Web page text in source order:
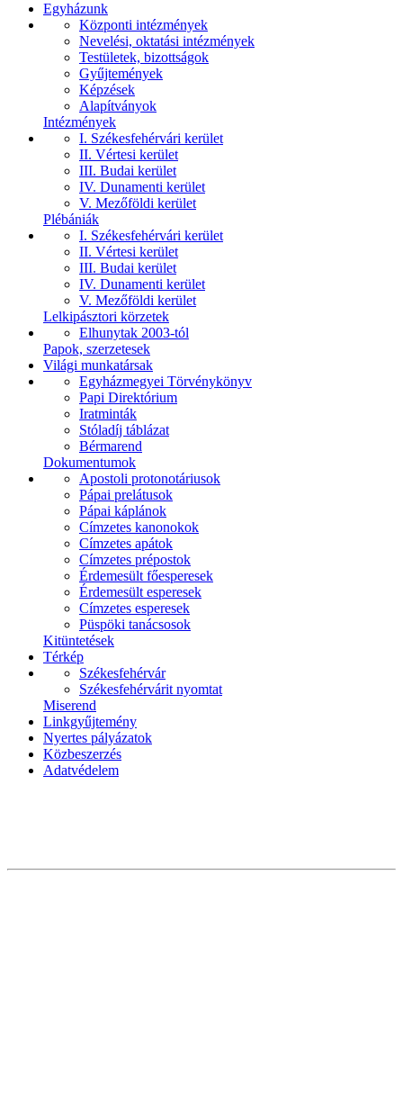
Egyházunk
Központi intézmények
Nevelési, oktatási intézmények
Testületek, bizottságok
Gyűjtemények
Képzések
Alapítványok
Intézmények
I. Székesfehérvári kerület
II. Vértesi kerület
III. Budai kerület
IV. Dunamenti kerület
V. Mezőföldi kerület
Plébániák
I. Székesfehérvári kerület
II. Vértesi kerület
III. Budai kerület
IV. Dunamenti kerület
V. Mezőföldi kerület
Lelkipásztori körzetek
Elhunytak 2003-tól
Papok, szerzetesek
Világi munkatársak
Egyházmegyei Törvénykönyv
Papi Direktórium
Iratminták
Stóladíj táblázat
Bérmarend
Dokumentumok
Apostoli protonotáriusok
Pápai prelátusok
Pápai káplánok
Címzetes kanonokok
Címzetes apátok
Címzetes prépostok
Érdemesült főesperesek
Érdemesült esperesek
Címzetes esperesek
Püspöki tanácsosok
Kitüntetések
Térkép
Székesfehérvár
Székesfehérvárit nyomtat
Miserend
Linkgyűjtemény
Nyertes pályázatok
Közbeszerzés
Adatvédelem